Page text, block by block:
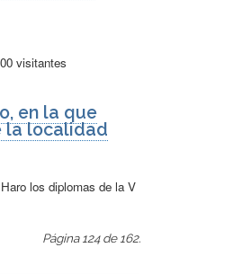
visitantes
en la que
la localidad
los diplomas de la V
Página 124 de 162.